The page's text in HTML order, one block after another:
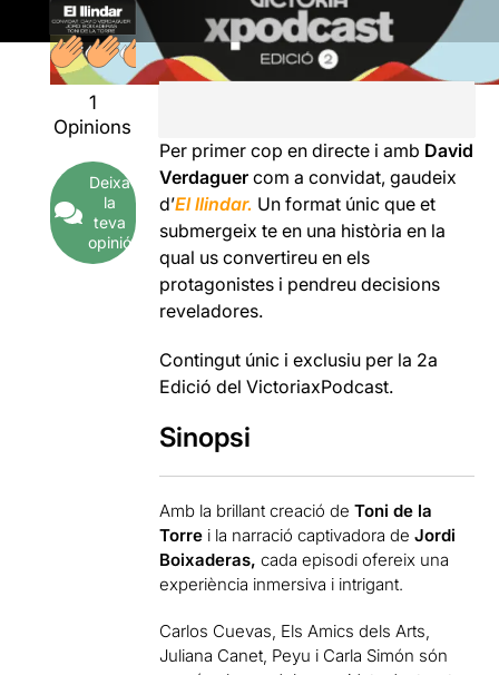
1
Opinions
Deixa
la
teva
opinió
Per primer cop en directe i amb David
Verdaguer com a convidat, gaudeix
d’El llindar. Un format únic que et
submergeix te en una història en la
qual us convertireu en els
protagonistes i pendreu decisions
reveladores.
Contingut únic i exclusiu per la 2a
Edició del VictoriaxPodcast.
Sinopsi
Amb la brillant creació de Toni de la
Torre i la narració captivadora deJordi
Boixaderas,cada episodi ofereix una
experiència inmersiva i intrigant.
Carlos Cuevas, Els Amics dels Arts,
Juliana Canet, Peyu i Carla Simón són